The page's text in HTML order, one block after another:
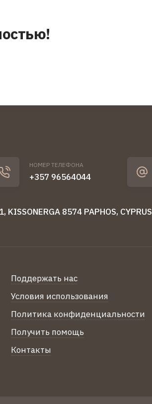
НОМЕР ТЕЛЕФОНА
+357 96564044
KISSONERGA 8574 PAPHOS, CYPRUS
Поддержать нас
Условия использования
Политика конфиденциальности
Получить помощь
Контакты